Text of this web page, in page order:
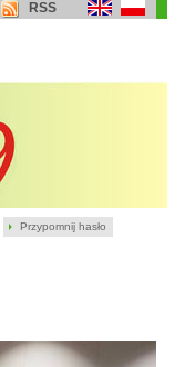
Przypomnij hasło
RSS